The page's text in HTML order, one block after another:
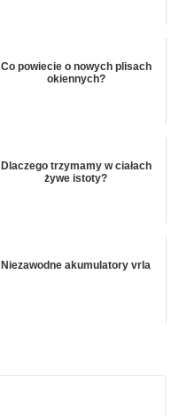
Co powiecie o nowych plisach
okiennych?
Dlaczego trzymamy w ciałach
żywe istoty?
Niezawodne akumulatory vrla